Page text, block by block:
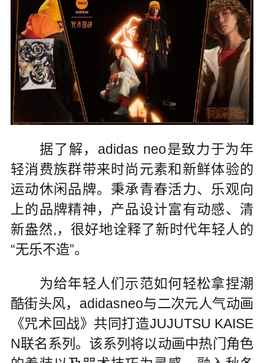
据了解，adidas neo是致力于为年
轻消费族群带来时尚元素和新鲜体验的
运动休闲品牌。秉承青春活力、乐观向
上的品牌精神，产品设计富有动感、清
新盎然,，很好地诠释了新时代年轻人的
“无乐不造”。
为给年轻人们示范如何轻松拿捏潮
酷街头风，adidasneo与二次元人气动画
《咒术回战》共同打造JUJUTSU KAISE
N联名系列。该系列将以动画中热门角色